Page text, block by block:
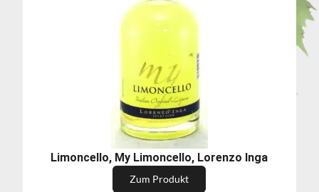
Limoncello, My Limoncello, Lorenzo Inga
Zum Produkt